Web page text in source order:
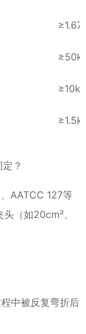
？
AATCC 127等
（如20cm²、
中被反复弯折后